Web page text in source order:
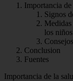
Importancia
Signos
los niños
Conclusion
Fuentes
Importancia de la